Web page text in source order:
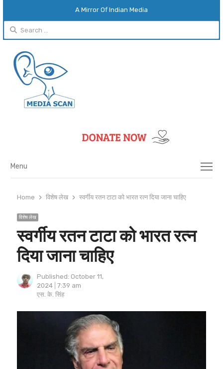
A Mirror Of Indian Media
Search
for:
Menu
Menu
Home विशेष लेख स्वर्गीय रतन टाटा को भारत रत्न दिया जाना चाहिए
विशेष लेख
स्वर्गीय रतन टाटा को भारत रत्न
दिया जाना चाहिए
Published: October 11,
2024
7:39 am
Author
एस. के. सिंह